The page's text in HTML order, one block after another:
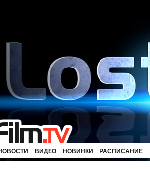
ВИДЕО НОВИНКИ РАСПИСАНИЕ